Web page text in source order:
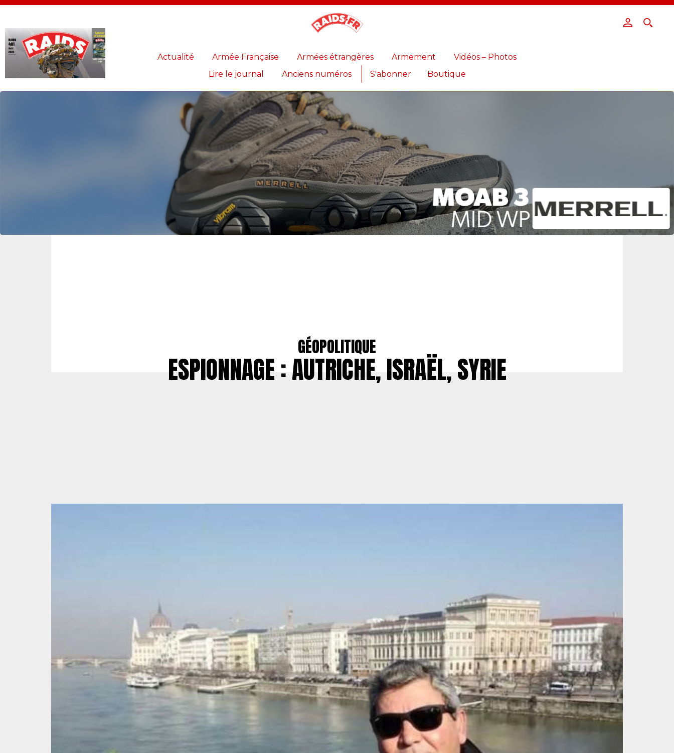
Actualité Armée Française Armées étrangères Armement
Vidéos – Photos
Lire le journal
Anciens numéros S'abonner Boutique
GÉOPOLITIQUE
ESPIONNAGE : AUTRICHE, ISRAËL, SYRIE
Panneau de gestion des cookies